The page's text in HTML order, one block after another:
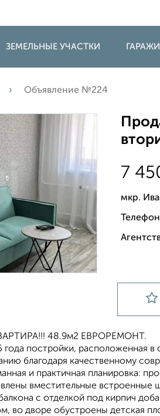
ЗЕМЕЛЬНЫЕ УЧАСТКИ
Объявление №224
7
мкр.
48.9м2 ЕВРОРЕМОНТ.
постройки, расположенная
благодаря качественному
и практичная планировка:
вместительные встроенные
с отделкой под кирпич
дворе обустроены детская